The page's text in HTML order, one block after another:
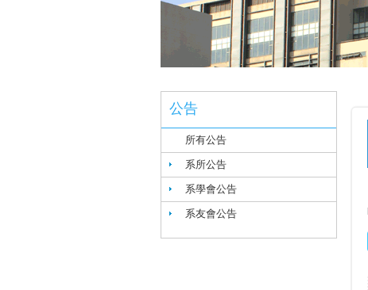
公告
所有公告
系所公告
系學會公告
系友會公告